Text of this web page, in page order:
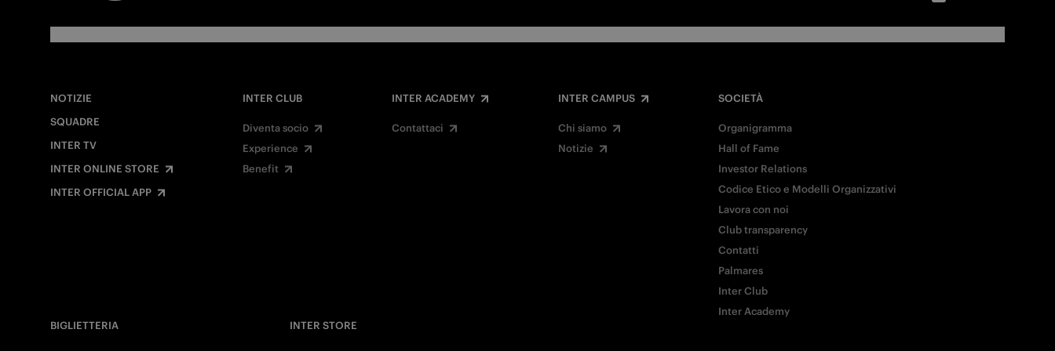
NOTIZIE
SQUADRE
INTER TV
INTER ONLINE STORE
INTER OFFICIAL APP
INTER CLUB
Diventa socio
Experience
Benefit
INTER ACADEMY
Contattaci
INTER CAMPUS
Chi siamo
Notizie
SOCIETÀ
Organigramma
Hall of Fame
Investor Relations
Codice Etico e Modelli Organizzativi
Lavora con noi
Club transparency
Contatti
Palmares
Inter Club
Inter Academy
BIGLIETTERIA
INTER STORE